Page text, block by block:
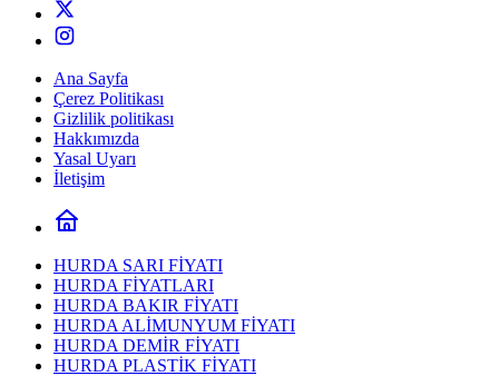
Ana Sayfa
Çerez Politikası
Gizlilik politikası
Hakkımızda
Yasal Uyarı
İletişim
HURDA SARI FİYATI
HURDA FİYATLARI
HURDA BAKIR FİYATI
HURDA ALİMUNYUM FİYATI
HURDA DEMİR FİYATI
HURDA PLASTİK FİYATI